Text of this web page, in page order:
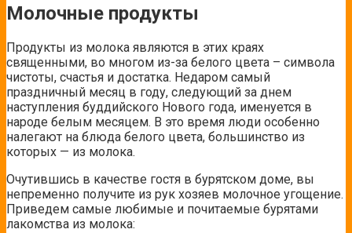
Молочные продукты
Продукты из молока являются в этих краях
священными, во многом из-за белого цвета – символа
чистоты, счастья и достатка. Недаром самый
праздничный месяц в году, следующий за днем
наступления буддийского Нового года, именуется в
народе белым месяцем. В это время люди особенно
налегают на блюда белого цвета, большинство из
которых — из молока.
Очутившись в качестве гостя в бурятском доме, вы
непременно получите из рук хозяев молочное угощение.
Приведем самые любимые и почитаемые бурятами
лакомства из молока: